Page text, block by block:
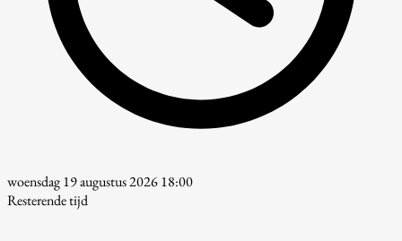
woensdag 19 augustus 2026 18:00
Resterende tijd